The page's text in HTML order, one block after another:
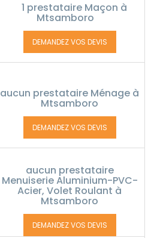
1 prestataire Maçon à
Mtsamboro
DEMANDEZ VOS DEVIS
aucun prestataire Ménage à
Mtsamboro
DEMANDEZ VOS DEVIS
aucun prestataire
Menuiserie Aluminium-PVC-
Acier, Volet Roulant à
Mtsamboro
DEMANDEZ VOS DEVIS